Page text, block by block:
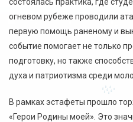
огневом рубеже проводили
первую помощь раненому и
событие помогает не только
подготовку, но также
духа и патриотизма среди
В рамках эстафеты прошло
«Герои Родины моей». Это